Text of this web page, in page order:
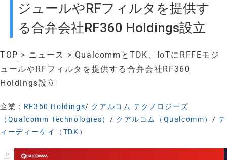
ジュールやRFフィルタを提供す
る合弁会社RF360 Holdings設立
TOP > ニュース > QualcommとTDK、IoTにRFFEモジ
ュールやRFフィルタを提供する合弁会社RF360
Holdings設立
企業： RF360 Holdings/ クアルコム テクノロジーズ
（Qualcomm Technologies） / クアルコム（Qualcomm）/ テ
ィーディーケイ（TDK）